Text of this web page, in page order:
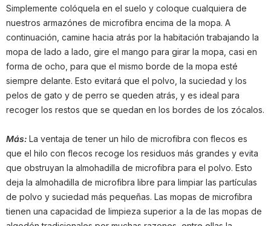
Simplemente colóquela en el suelo y coloque cualquiera de
nuestros armazónes de microfibra encima de la mopa. A
continuación, camine hacia atrás por la habitación trabajando la
mopa de lado a lado, gire el mango para girar la mopa, casi en
forma de ocho, para que el mismo borde de la mopa esté
siempre delante. Esto evitará que el polvo, la suciedad y los
pelos de gato y de perro se queden atrás, y es ideal para
recoger los restos que se quedan en los bordes de los zócalos.
Más: La ventaja de tener un hilo de microfibra con flecos es
que el hilo con flecos recoge los residuos más grandes y evita
que obstruyan la almohadilla de microfibra para el polvo. Esto
deja la almohadilla de microfibra libre para limpiar las partículas
de polvo y suciedad más pequeñas. Las mopas de microfibra
tienen una capacidad de limpieza superior a la de las mopas de